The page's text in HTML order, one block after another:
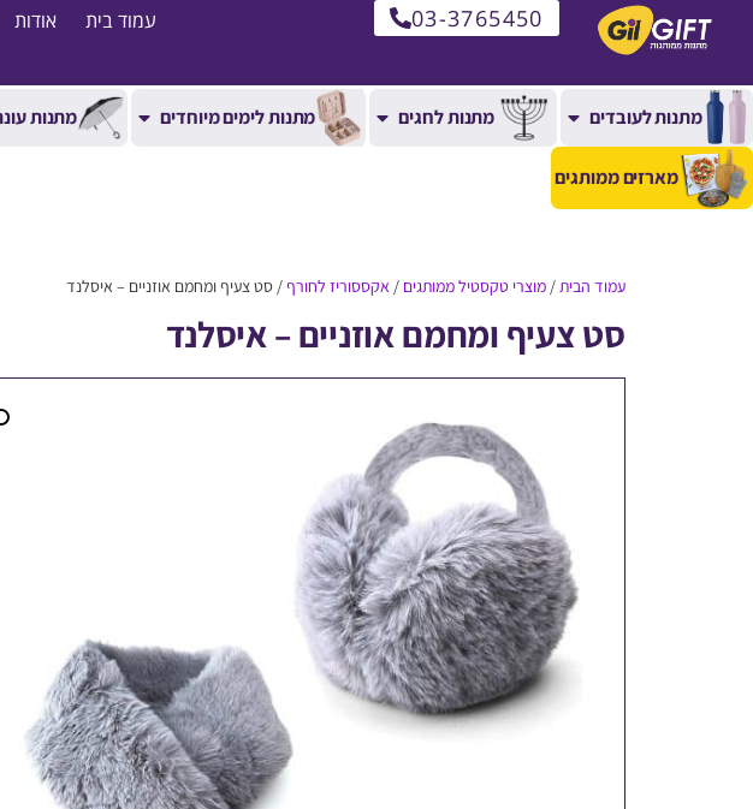
03-3765450 עמוד בית אודות
מתנות לעובדים מתנות לחגים מתנות לימים מיוחדים מתנות
מארזים ממותגים
עמוד הבית/מוצרי טקסטיל ממותגים / אקססוריז לחורף/ סט צעיף ומחמם אוזניים – איסלנד
סט צעיף ומחמם אוזניים – איסלנד